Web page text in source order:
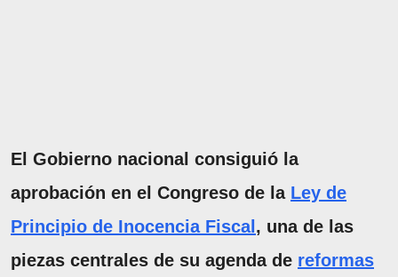
El Gobierno nacional consiguió la
aprobación en el Congreso de la Ley de
Principio de Inocencia Fiscal , una de las
piezas centrales de su agenda de reformas